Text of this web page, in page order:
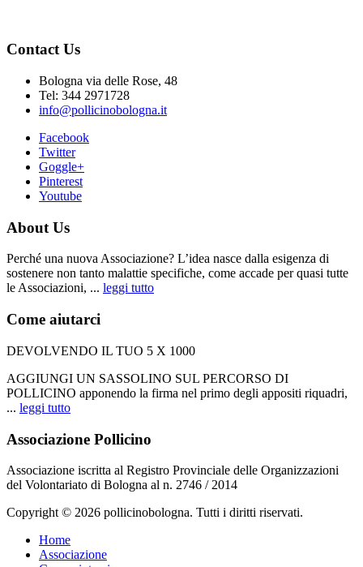
Contact Us
Bologna via delle Rose, 48
Tel: 344 2971728
info@pollicinobologna.it
Facebook
Twitter
Goggle+
Pinterest
Youtube
About Us
Perché una nuova Associazione? L’idea nasce dalla esigenza di
sostenere non tanto malattie specifiche, come accade per quasi tutte
le Associazioni, ... leggi tutto
Come aiutarci
DEVOLVENDO IL TUO 5 X 1000
AGGIUNGI UN SASSOLINO SUL PERCORSO DI
POLLICINO apponendo la firma nel primo degli appositi riquadri,
... leggi tutto
Associazione Pollicino
Associazione iscritta al Registro Provinciale delle Organizzazioni
del Volontariato di Bologna al n. 2746 / 2014
Copyright © 2026 pollicinobologna. Tutti i diritti riservati.
Home
Associazione